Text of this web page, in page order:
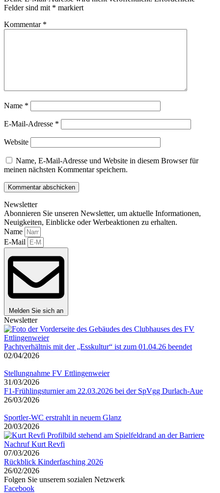
Felder sind mit * markiert
Kommentar *
Name *
E-Mail-Adresse *
Website
Name, E-Mail-Adresse und Website in diesem Browser für
meinen nächsten Kommentar speichern.
Newsletter
Abonnieren Sie unseren Newsletter, um aktuelle Informationen,
Neuigkeiten, Einblicke oder Werbeaktionen zu erhalten.
Name
E-Mail
Melden Sie sich an
Newsletter
Pachtverhältnis mit der „Esskultur“ ist zum 01.04.26 beendet
02/04/2026
Stellungnahme FV Ettlingenweier
31/03/2026
F1-Frühlingsturnier am 22.03.2026 bei der SpVgg Durlach-Aue
26/03/2026
Sportler-WC erstrahlt in neuem Glanz
20/03/2026
Nachruf Kurt Revfi
07/03/2026
Rückblick Kinderfasching 2026
26/02/2026
Folgen Sie unserem sozialen Netzwerk
Facebook